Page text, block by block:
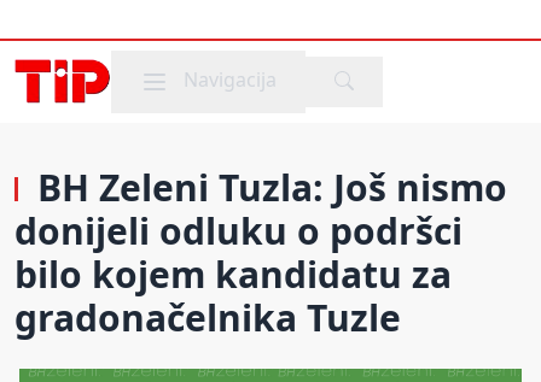
Mobile menu
Navigacija
BH Zeleni Tuzla: Još nismo
donijeli odluku o podršci
bilo kojem kandidatu za
gradonačelnika Tuzle